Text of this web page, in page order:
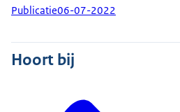
Publicatie06-07-2022
Hoort bij